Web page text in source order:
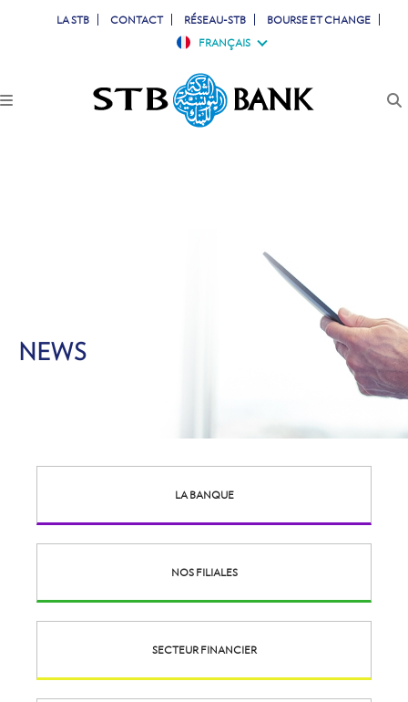
SIMULATEURS
LA STB CONTACT RÉSEAU-STB
BOURSE ET CHANGE
FRANÇAIS
NEWS
LA BANQUE
NOS FILIALES
SECTEUR FINANCIER